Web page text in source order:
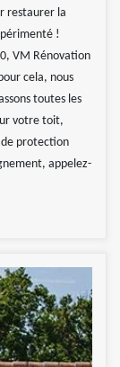
restaurer la
!
VM Rénovation
cela, nous
toutes les
votre toit,
de protection
appelez-